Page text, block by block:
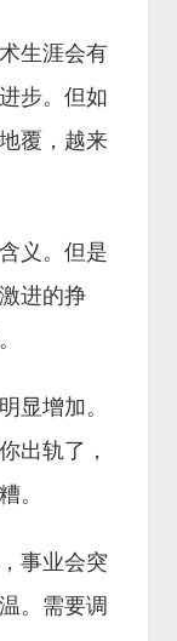
生涯会有
步。但如
覆，越来
义。但是
进的挣
显增加。
出轨了，
。
事业会突
。需要调